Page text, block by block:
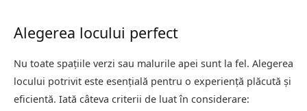
Alegerea locului perfect
Nu toate spațiile verzi sau malurile apei sunt la fel. Alegerea
locului potrivit este esențială pentru o experiență plăcută și
eficientă. Iată câteva criterii de luat în considerare: